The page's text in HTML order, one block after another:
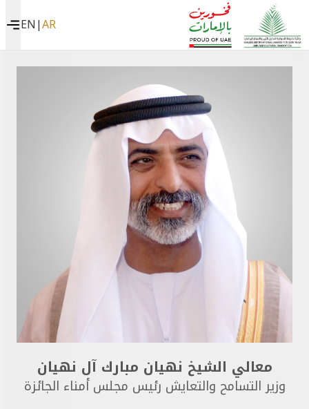
AR
|
EN
معالي الشيخ نهيان مبارك آل نهيان
وزير التسامح والتعايش رئيس مجلس أمناء الجائزة